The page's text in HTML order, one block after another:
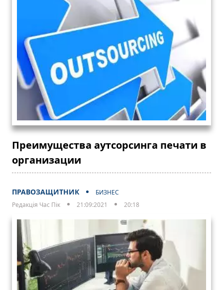
Преимущества аутсорсинга печати в
организации
ПРАВОЗАЩИТНИК
БИЗНЕС
Редакція Час Пік
21:09:2021 20:18